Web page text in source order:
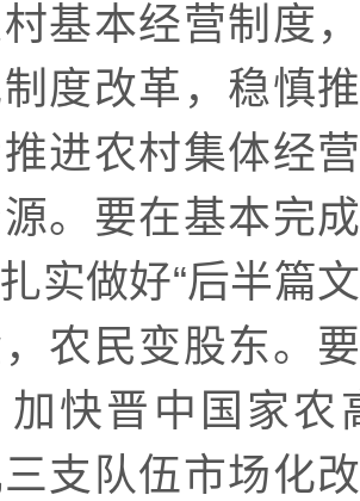
基本经营制度
度改革，稳慎
进农村集体经
。要在基本完
实做好“后半篇
农民变股东。
加快晋中国家
支队伍市场化